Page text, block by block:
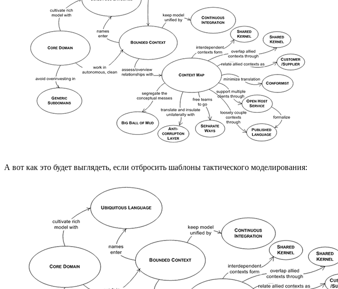
А вот как это будет выглядеть, если отбросить шаблоны тактического моделирования: